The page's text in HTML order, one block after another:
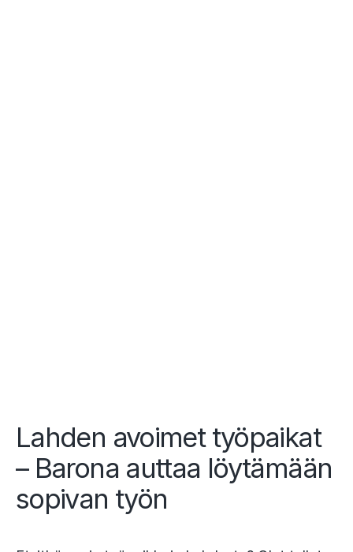
Lahden avoimet työpaikat
– Barona auttaa löytämään
sopivan työn